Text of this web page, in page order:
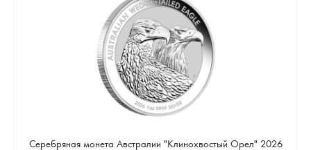
Звоните
Серебряная монета Австралии "Клинохвостый Орел" 2026